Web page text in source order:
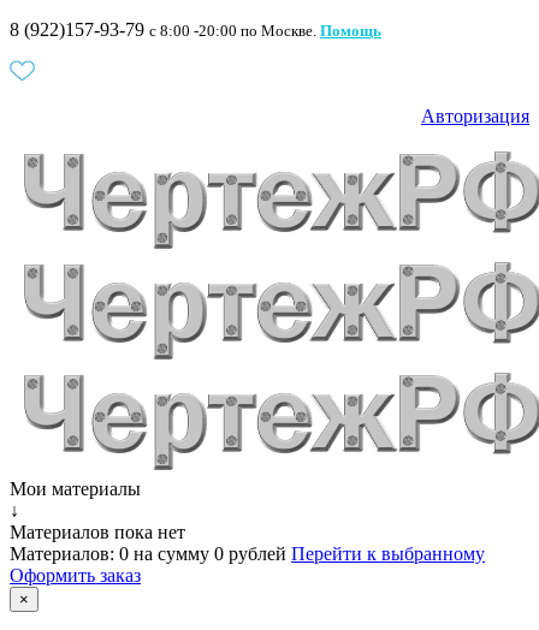
8 (922)157-93-79 c 8:00 -20:00 по Москве. Помощь
Авторизация
Мои материалы
↓
Материалов пока нет
Материалов: 0 на сумму 0 рублей Перейти к выбранному
Оформить заказ
×